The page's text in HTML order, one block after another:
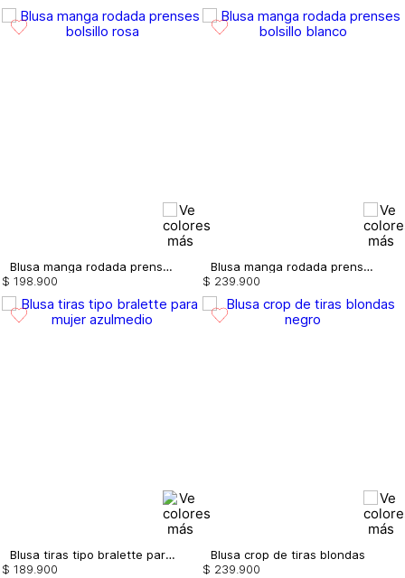
Blusa manga rodada prenses bolsillo
$ 198.900
Blusa manga rodada prenses bolsillo
$ 239.900
Blusa tiras tipo bralette para mujer
$ 189 900
Blusa crop de tiras blondas
$ 239 900